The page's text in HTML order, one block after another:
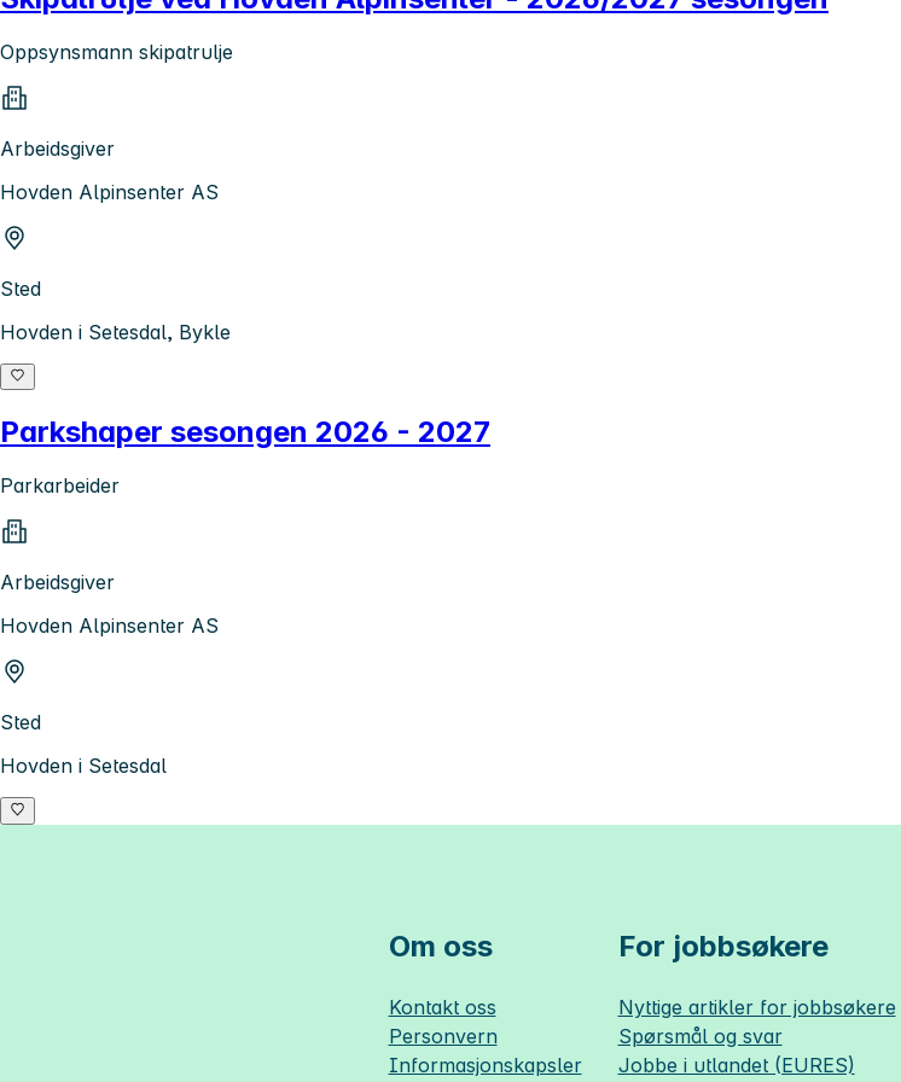
Oppsynsmann skipatrulje
Arbeidsgiver
Hovden Alpinsenter AS
Sted
Hovden i Setesdal, Bykle
Parkshaper sesongen 2026 - 2027
Parkarbeider
Arbeidsgiver
Hovden Alpinsenter AS
Sted
Hovden i Setesdal
Om oss
Kontakt oss
Personvern
Informasjonskapsler
For jobbsøkere
Nyttige artikler for jobbsøkere
Spørsmål og svar
Jobbe i utlandet (EURES)